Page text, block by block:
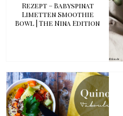
Rezept – Babyspinat
Limetten Smoothie
Bowl | The Nina Edition